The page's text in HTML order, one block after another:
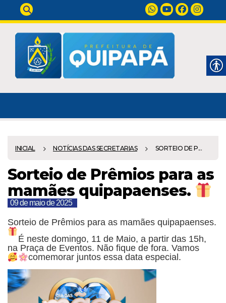
INICIAL NOTÍCIAS DAS SECRETARIAS SORTEIO DE P...
Sorteio de Prêmios para as
mamães quipapaenses.
09 de maio de 2025
Sorteio de Prêmios para as mamães quipapaenses.
É neste domingo, 11 de Maio, a partir das 15h,
na Praça de Eventos. Não fique de fora. Vamos
comemorar juntos essa data especial.